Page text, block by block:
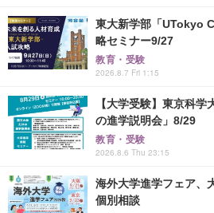
東大新学部「UTokyo
略セミナー9/27
教育・受験
2026.8.7 Fri 1:15
【大学受験】東京科
の進学説明会」8/29
教育・受験
2026.8.6 Thu 23:15
海外大学進学フェア、
個別相談